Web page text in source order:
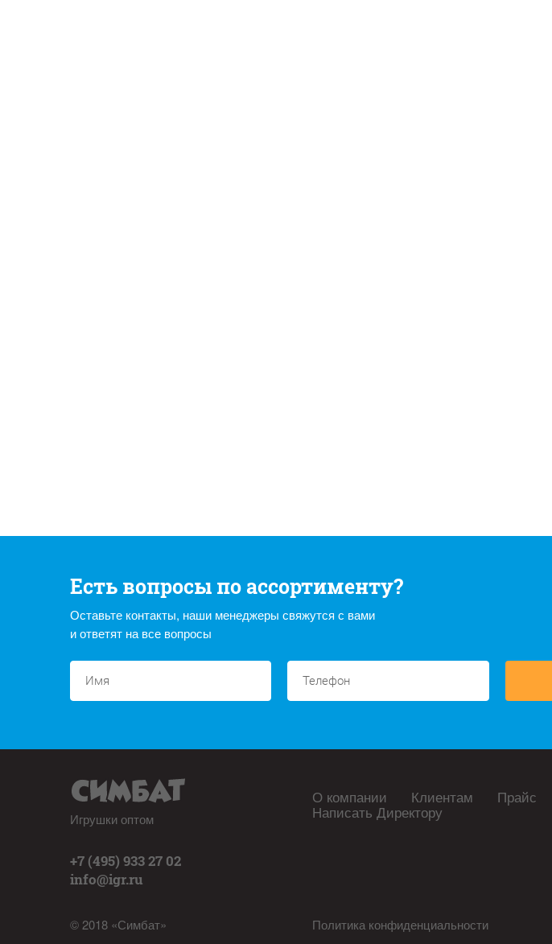
Есть вопросы по ассортименту?
Оставьте контакты, наши менеджеры свяжутся с вами
и ответят на все вопросы
Игрушки оптом
+7 (495) 933 27 02
info@igr.ru
© 2018 «Симбат»
О компании Клиентам Прайс
Написать Директору
Политика конфиденциальности